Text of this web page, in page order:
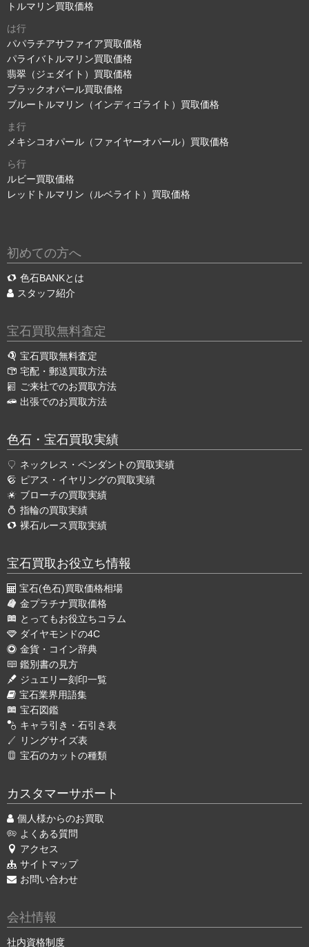
トルマリン買取価格
は行
パパラチアサファイア買取価格
パライバトルマリン買取価格
翡翠（ジェダイト）買取価格
ブラックオパール買取価格
ブルートルマリン（インディゴライト）買取価格
ま行
メキシコオパール（ファイヤーオパール）買取価格
ら行
ルビー買取価格
レッドトルマリン（ルベライト）買取価格
初めての方へ
色石BANKとは
スタッフ紹介
宝石買取無料査定
宝石買取無料査定
宅配・郵送買取方法
ご来社でのお買取方法
出張でのお買取方法
色石・宝石買取実績
ネックレス・ペンダントの買取実績
ピアス・イヤリングの買取実績
ブローチの買取実績
指輪の買取実績
裸石ルース買取実績
宝石買取お役立ち情報
宝石(色石)買取価格相場
金プラチナ買取価格
とってもお役立ちコラム
ダイヤモンドの4C
金貨・コイン辞典
鑑別書の見方
ジュエリー刻印一覧
宝石業界用語集
宝石図鑑
キャラ引き・石引き表
リングサイズ表
宝石のカットの種類
カスタマーサポート
個人様からのお買取
よくある質問
アクセス
サイトマップ
お問い合わせ
会社情報
社内資格制度